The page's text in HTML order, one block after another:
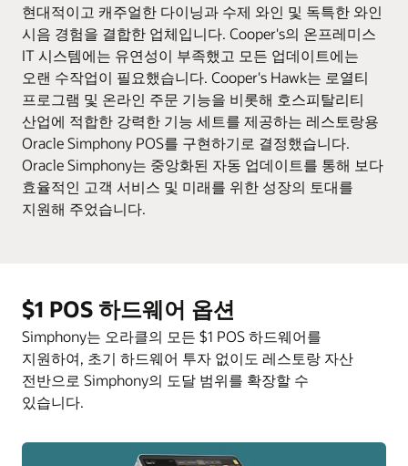
현대적이고 캐주얼한 다이닝과 수제 와인 및 독특한 와인
시음 경험을 결합한 업체입니다. Cooper's의 온프레미스
IT 시스템에는 유연성이 부족했고 모든 업데이트에는
오랜 수작업이 필요했습니다. Cooper's Hawk는 로열티
프로그램 및 온라인 주문 기능을 비롯해 호스피탈리티
산업에 적합한 강력한 기능 세트를 제공하는 레스토랑용
Oracle Simphony POS를 구현하기로 결정했습니다.
Oracle Simphony는 중앙화된 자동 업데이트를 통해 보다
효율적인 고객 서비스 및 미래를 위한 성장의 토대를
지원해 주었습니다.
$1 POS 하드웨어 옵션
Simphony는 오라클의 모든 $1 POS 하드웨어를
지원하여, 초기 하드웨어 투자 없이도 레스토랑 자산
전반으로 Simphony의 도달 범위를 확장할 수
있습니다.